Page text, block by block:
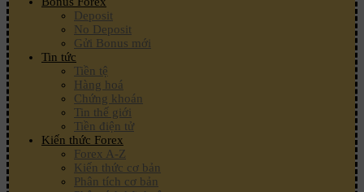
Deposit
No Deposit
Gửi Bonus mới
Tin tức
Tiền tệ
Hàng hoá
Chứng khoán
Tin thế giới
Tiền điện tử
Kiến thức Forex
Forex A-Z
Kiến thức cơ bản
Phân tích cơ bản